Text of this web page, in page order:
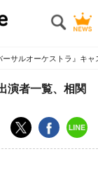
ーサルオーケストラ』キ
演者一覧、相関